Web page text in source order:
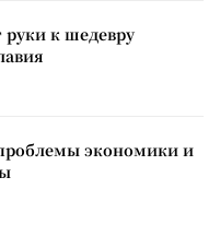
к шедевру
экономики и